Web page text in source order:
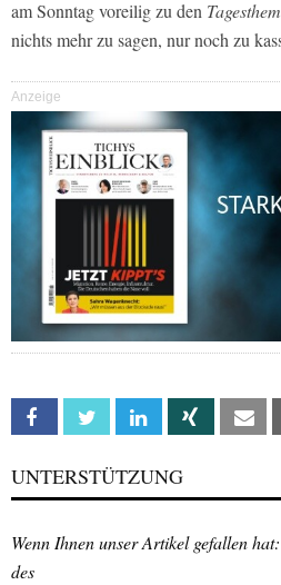
am Sonntag voreilig zu den
nichts mehr zu sagen, nur noch zu
Anzeige
Facebook Twitter Linkedin Xing
UNTERSTÜTZUNG
Wenn Ihnen unser Artikel gefallen
des